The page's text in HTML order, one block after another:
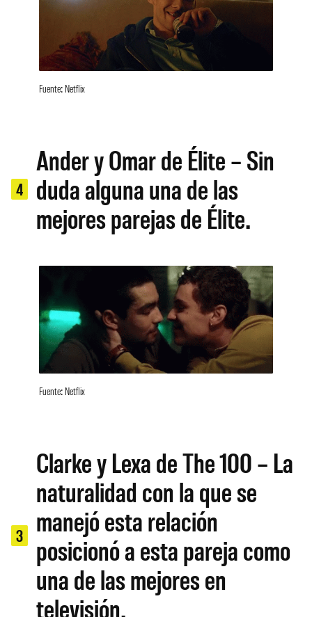
Fuente: Netflix
4
Ander y Omar de Élite – Sin
duda alguna una de las
mejores parejas de Élite.
Fuente: Netflix
3
Clarke y Lexa de The 100 – La
naturalidad con la que se
manejó esta relación
posicionó a esta pareja como
una de las mejores en
televisión.